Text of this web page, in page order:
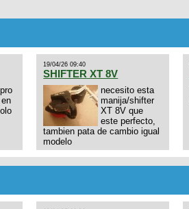
19/04/26 09:40
SHIFTER XT 8V
necesito esta
manija/shifter
XT 8V que
este perfecto,
tambien pata de cambio igual
modelo